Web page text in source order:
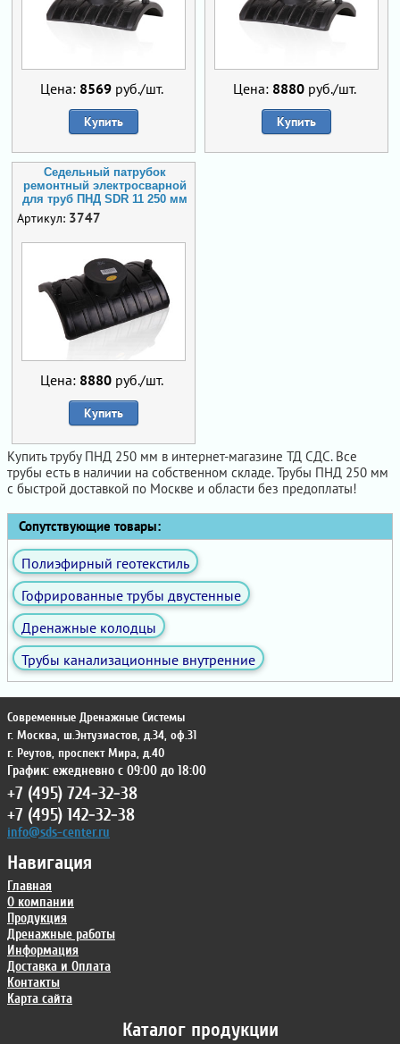
Цена: 8569руб./шт.
Купить
Цена: 8880руб./шт.
Купить
Седельный патрубок
ремонтный электросварной
для труб ПНД SDR 11 250 мм
Артикул: 3747
Цена: 8880руб./шт.
Купить
Купить трубу ПНД 250 мм в интернет-магазине ТД СДС. Все
трубы есть в наличии на собственном складе. Трубы ПНД 250 мм
с быстрой доставкой по Москве и области без предоплаты!
Сопутствующие товары:
Полиэфирный геотекстиль
Гофрированные трубы двустенные
Дренажные колодцы
Трубы канализационные внутренние
Каталог продукции
Навигация
Главная
О компании
Продукция
Дренажные работы
Информация
Доставка и Оплата
Контакты
Карта сайта
Современные Дренажные Системы
г. Москва, ш.Энтузиастов, д.34, оф.31
г. Реутов, проспект Мира, д.40
График: ежедневно с 09:00 до 18:00
+7 (495) 724-32-38
+7 (495) 142-32-38
info@sds-center.ru